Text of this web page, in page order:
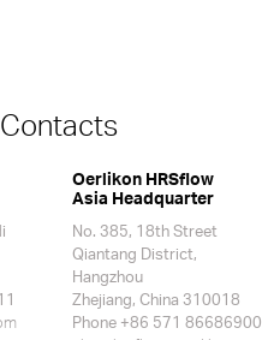
Oerlikon HRSflow
Asia Headquarter
No. 385, 18th Street
Qiantang District,
Hangzhou
Zhejiang, China 310018
Phone +86 571 86686900